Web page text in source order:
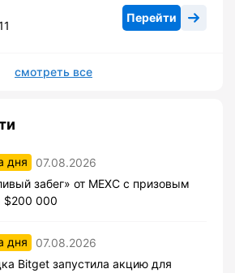
Перейти
смотреть все
дня
07.08.2026
забег» от MEXC с призовым
$200 000
дня
07.08.2026
Bitget запустила акцию для